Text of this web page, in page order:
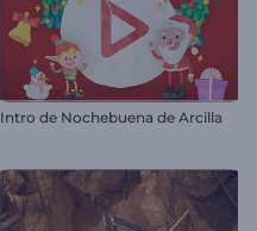
Intro de Nochebuena de Arcilla